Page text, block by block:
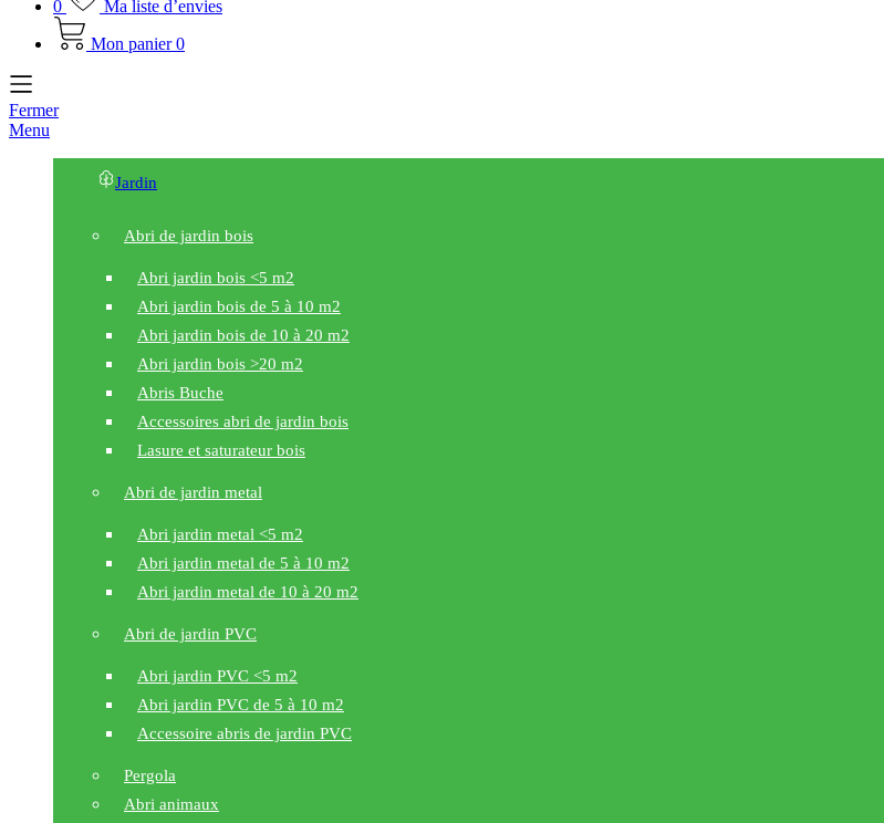
0
Ma liste d’envies
Mon panier 0
Fermer
Menu
Jardin
Abri de jardin bois
Abri jardin bois <5 m2
Abri jardin bois de 5 à 10 m2
Abri jardin bois de 10 à 20 m2
Abri jardin bois >20 m2
Abris Buche
Accessoires abri de jardin bois
Lasure et saturateur bois
Abri de jardin metal
Abri jardin metal <5 m2
Abri jardin metal de 5 à 10 m2
Abri jardin metal de 10 à 20 m2
Abri de jardin PVC
Abri jardin PVC <5 m2
Abri jardin PVC de 5 à 10 m2
Accessoire abris de jardin PVC
Pergola
Abri animaux